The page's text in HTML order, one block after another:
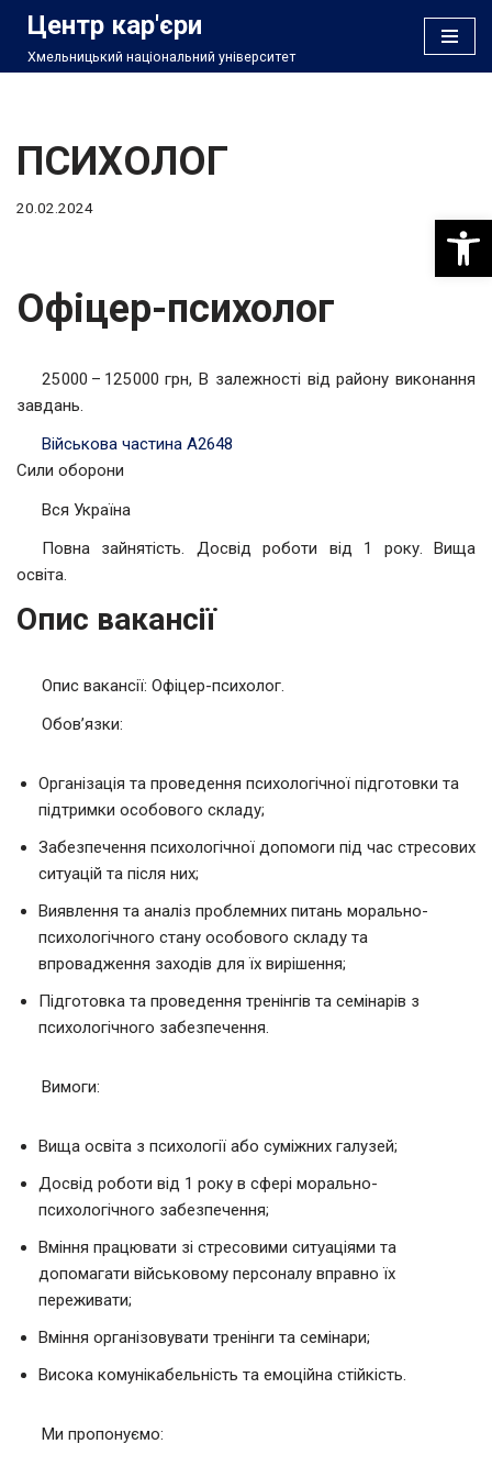
Перейти
Центр кар'єри
Хмельницький національний університет
ПСИХОЛОГ
20.02.2024
Офіцер-психолог
25 000 – 125 000 грн, В залежності від району виконання
завдань.
Військова частина А2648
Сили оборони
Вся Україна
Повна зайнятість. Досвід роботи від 1 року. Вища
освіта.
Опис вакансії
Опис вакансії: Офіцер-психолог.
Обов’язки:
Організація та проведення психологічної підготовки та
підтримки особового складу;
Забезпечення психологічної допомоги під час стресових
ситуацій та після них;
Виявлення та аналіз проблемних питань морально-
психологічного стану особового складу та
впровадження заходів для їх вирішення;
Підготовка та проведення тренінгів та семінарів з
психологічного забезпечення.
Вимоги:
Вища освіта з психології або суміжних галузей;
Досвід роботи від 1 року в сфері морально-
психологічного забезпечення;
Вміння працювати зі стресовими ситуаціями та
допомагати військовому персоналу вправно їх
переживати;
Вміння організовувати тренінги та семінари;
Висока комунікабельність та емоційна стійкість.
Ми пропонуємо: